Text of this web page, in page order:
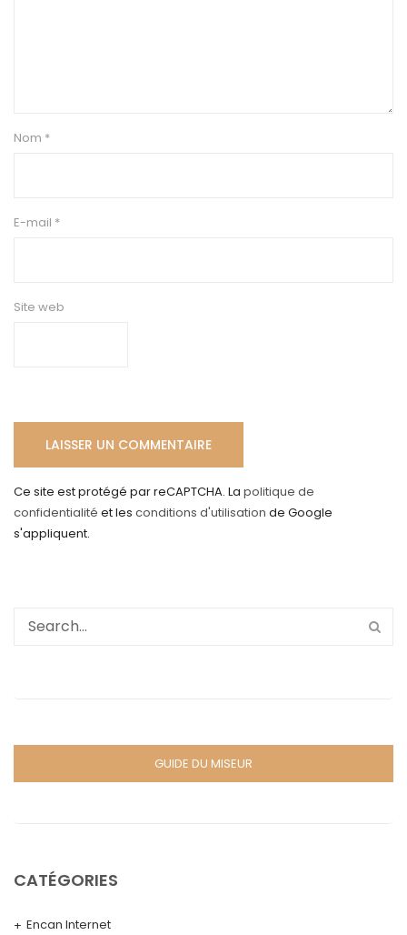
Nom *
E-mail *
Site web
Ce site est protégé par reCAPTCHA. La politique de
confidentialité et les conditions d'utilisation de Google
s'appliquent.
GUIDE DU MISEUR
CATÉGORIES
Encan Internet